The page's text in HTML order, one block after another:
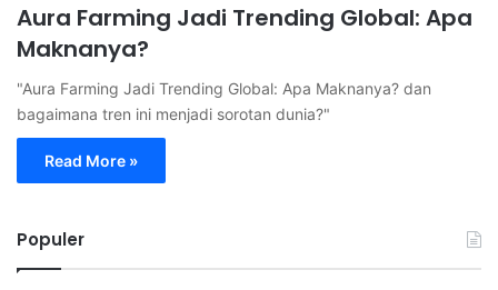
Aura Farming Jadi Trending Global: Apa
Maknanya?
"Aura Farming Jadi Trending Global: Apa Maknanya? dan
bagaimana tren ini menjadi sorotan dunia?"
Read More »
Populer